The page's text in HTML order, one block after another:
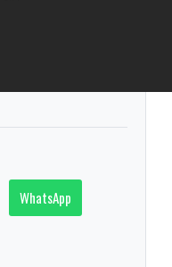
WhatsApp